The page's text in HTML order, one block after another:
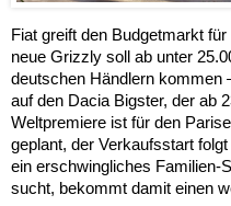
Fiat greift den Budgetmarkt
neue Grizzly soll ab unter
deutschen Händlern kommen
auf den Dacia Bigster, der ab
Weltpremiere ist für den
geplant, der Verkaufsstart
ein erschwingliches Familien-
sucht, bekommt damit einen